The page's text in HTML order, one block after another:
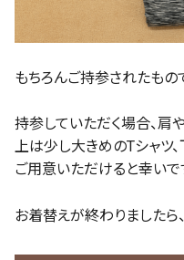
もちろんご持参されたもの
持参していただく場合、肩
上は少し大きめのTシャツ
ご用意いただけると幸いです
お着替えが終わりましたら